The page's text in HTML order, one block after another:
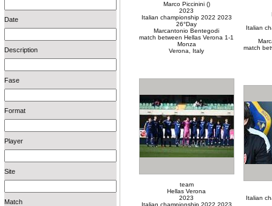
Date
Description
Fase
Format
Player
Site
Match
Marco Piccinini ()
2023
Italian championship 2022 2023
26°Day
Marcantonio Bentegodi
match between Hellas Verona 1-1
Monza
Verona, Italy
Italian
match
team
Hellas Verona
2023
Italian championship 2022 2023
Italian